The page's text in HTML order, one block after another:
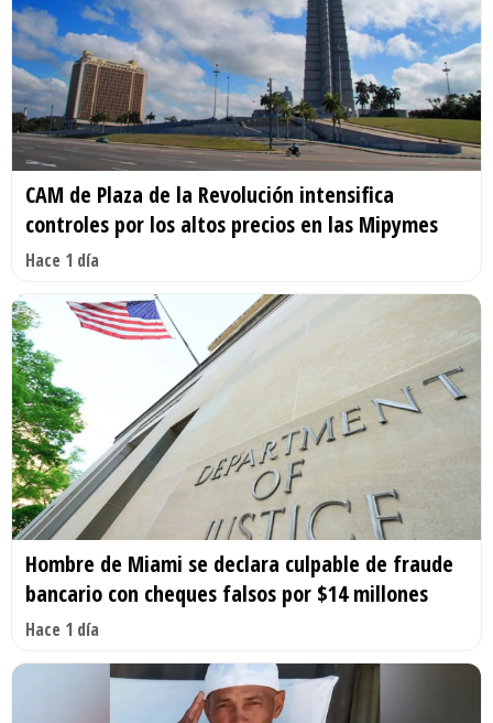
CAM de Plaza de la Revolución intensifica
controles por los altos precios en las Mipymes
Hace 1 día
Hombre de Miami se declara culpable de fraude
bancario con cheques falsos por $14 millones
Hace 1 día